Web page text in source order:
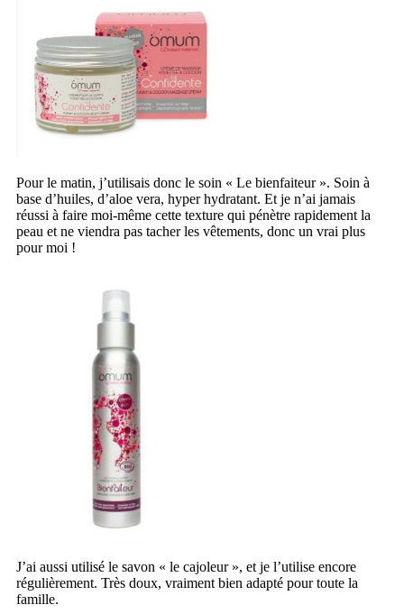
Pour le matin, j’utilisais donc le soin « Le bienfaiteur ». Soin à
base d’huiles, d’aloe vera, hyper hydratant. Et je n’ai jamais
réussi à faire moi-même cette texture qui pénètre rapidement la
peau et ne viendra pas tacher les vêtements, donc un vrai plus
pour moi !
J’ai aussi utilisé le savon « le cajoleur », et je l’utilise encore
régulièrement. Très doux, vraiment bien adapté pour toute la
famille.